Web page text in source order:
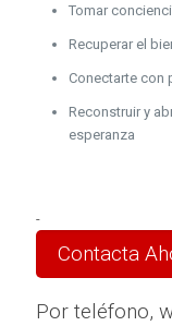
Tomar
Recuperar el
Conectarte con
Reconstruir y
esperanza
-
Contacta
Por teléfono,